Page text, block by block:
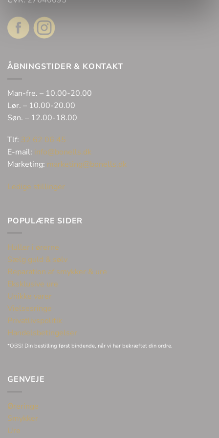
ÅBNINGSTIDER & KONTAKT
Man-fre. – 10.00-20.00
Lør. – 10.00-20.00
Søn. – 12.00-18.00
Tlf: 32 62 06 45
E-mail: info@bonells.dk
Marketing: marketing@bonells.dk
Ledige stillinger
POPULÆRE SIDER
Huller i ørerne
Sælg guld & sølv
Reparation af smykker & ure
Eksklusive ure
Unikke varer
Vielsesringe
Privatlivspolitik
Handelsbetingelser
*OBS! Din bestilling først bindende, når vi har bekræftet din ordre.
GENVEJE
Øreringe
Smykker
Ure